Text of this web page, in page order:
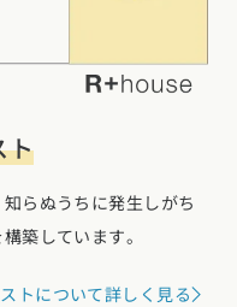
ト
らぬうちに発生しがち
築しています。
トについて詳しく見る